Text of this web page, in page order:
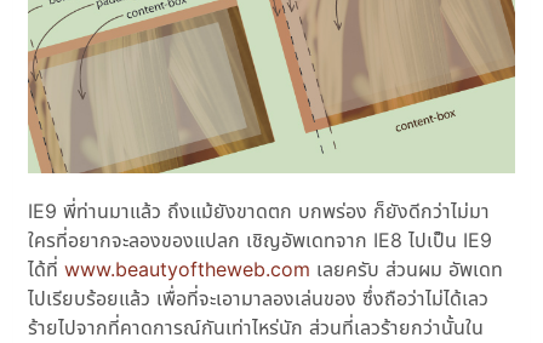
IE9 พี่ท่านมาแล้ว ถึงแม้ยังขาดตก บกพร่อง ก็ยังดีกว่าไม่มา
ใครที่อยากจะลองของแปลก เชิญอัพเดทจาก IE8 ไปเป็น IE9
ได้ที่www.beautyoftheweb.com เลยครับ ส่วนผม อัพเดท
ไปเรียบร้อยแล้ว เพื่อที่จะเอามาลองเล่นของ ซึ่งถือว่าไม่ได้เลว
ร้ายไปจากที่คาดการณ์กันเท่าไหร่นัก ส่วนที่เลวร้ายกว่านั้นใน